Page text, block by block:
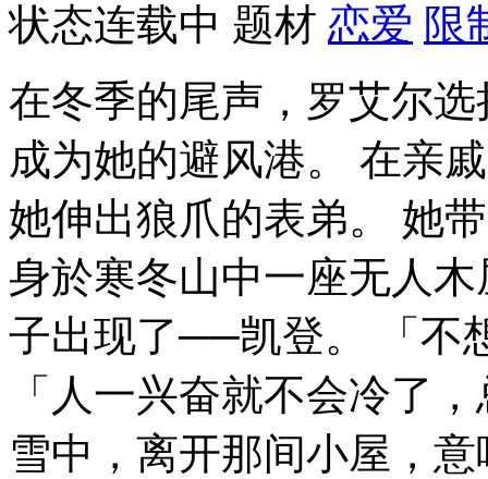
状态连载中 题材 恋爱 限
在冬季的尾声，罗艾尔
成为她的避风港。 在亲
她伸出狼爪的表弟。 她
身於寒冬山中一座无人
子出现了──凯登。 「不
「人一兴奋就不会冷了
雪中，离开那间小屋，